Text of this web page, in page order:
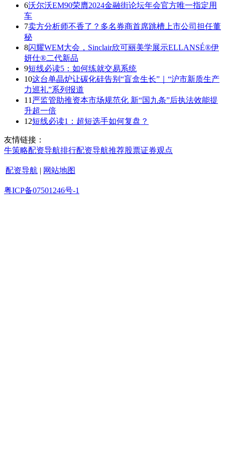
6沃尔沃EM90荣膺2024金融街论坛年会官方唯一指定用
车
7卖方分析师不香了？多名券商首席跳槽上市公司担任董
秘
8闪耀WEM大会，Sinclair欣可丽美学展示ELLANSÉ®伊
妍仕®二代新品
9短线必读5：如何练就交易系统
10这台单晶炉让碳化硅告别“盲盒生长”｜“沪市新质生产
力巡礼”系列报道
11 严监管助推资本市场规范化 新“国九条”后执法效能提
升超一倍
12短线必读1：超短选手如何复盘？
友情链接：
牛策略配资导航排行配资导航推荐股票证券观点
配资导航 | 网站地图
粤ICP备07501246号-1